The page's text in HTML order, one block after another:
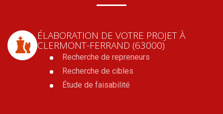
ÉLABORATION DE VOTRE PROJETÀ
CLERMONT-FERRAND (63000)
Recherche de repreneurs
Recherche de cibles
Étude de faisabilité